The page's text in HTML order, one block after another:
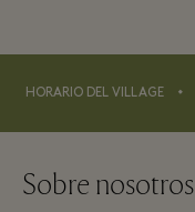
HORARIO DEL VILLAGE ⬩
Sobre nosotros